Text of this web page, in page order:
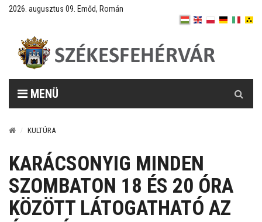
2026. augusztus 09. Emőd, Román
MENÜ
KULTÚRA
KARÁCSONYIG MINDEN
SZOMBATON 18 ÉS 20 ÓRA
KÖZÖTT LÁTOGATHATÓ AZ